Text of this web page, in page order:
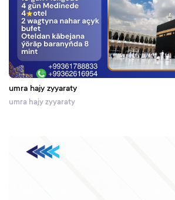
umra hajy zyyaraty
umra hajy zyyaraty